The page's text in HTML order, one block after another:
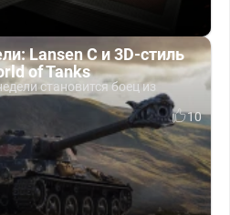
Lansen C и 3D-стиль
of Tanks
становится боец из
10